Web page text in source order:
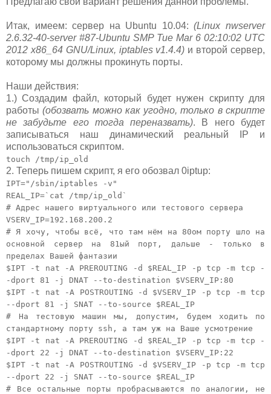
Итак, имеем: сервер на Ubuntu 10.04:(Linux nwserver
2.6.32-40-server #87-Ubuntu SMP Tue Mar 6 02:10:02 UTC
2012 x86_64 GNU/Linux, iptables v1.4.4) и второй сервер,
которому мы должны прокинуть порты.
Наши действия:
1.) Создадим файл, который будет нужен скрипту для
работы(обозвать можно как угодно, только в скрипте
не забудьте его тогда переназвать). В него будет
записываться наш динамический реальный IP и
использоваться скриптом.
touch /tmp/ip_old
2. Теперь пишем скрипт, я его обозвал 0iptup:
IPT="/sbin/iptables -v"
REAL_IP=`cat /tmp/ip_old`
# Адрес нашего виртуального или тестового сервера
VSERV_IP=192.168.200.2
# Я хочу, чтобы всё, что там нём на 80ом порту шло на
основной сервер на 81ый порт, дальше - только в
пределах Вашей фантазии
$IPT -t nat -A PREROUTING -d $REAL_IP -p tcp -m tcp -
-dport 81 -j DNAT --to-destination $VSERV_IP:80
$IPT -t nat -A POSTROUTING -d $VSERV_IP -p tcp -m tcp
--dport 81 -j SNAT --to-source $REAL_IP
# На тестовую машин мы, допустим, будем ходить по
стандартному порту ssh, а там уж на Ваше усмотрение
$IPT -t nat -A PREROUTING -d $REAL_IP -p tcp -m tcp -
-dport 22 -j DNAT --to-destination $VSERV_IP:22
$IPT -t nat -A POSTROUTING -d $VSERV_IP -p tcp -m tcp
--dport 22 -j SNAT --to-source $REAL_IP
# Все остальные порты пробрасываются по аналогии, не